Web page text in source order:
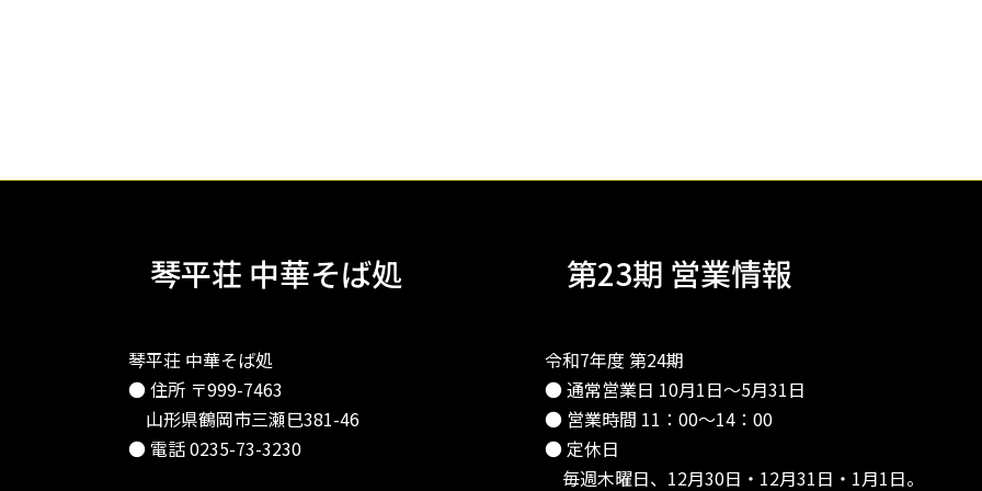
琴平荘 中華そば処
琴平荘 中華そば処
● 住所 〒999-7463
山形県鶴岡市三瀬巳381-46
● 電話 0235-73-3230
第23期 営業情報
令和7年度 第24期
● 通常営業日 10月1日～5月31日
● 営業時間 11：00～14：00
● 定休日
毎週木曜日、12月30日・12月31日・1月1日。